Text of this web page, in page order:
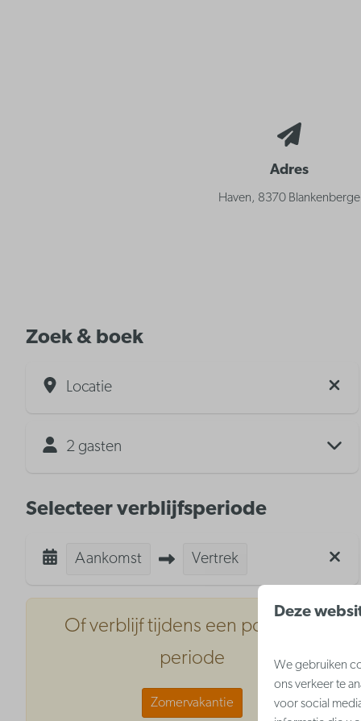
Adres
Haven, 8370 Blankenberge
Zoek & boek
Locatie
2 gasten
Selecteer verblijfsperiode
Aankomst Vertrek
Of verblijf tijdens een populaire
periode
Zomervakantie
Deze
We gebruiken
ons verkeer te
voor social